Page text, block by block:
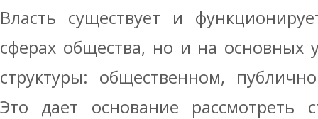
Власть существует и
сферах общества, но и на основных
структуры: общественном,
Это дает основание рассмотреть